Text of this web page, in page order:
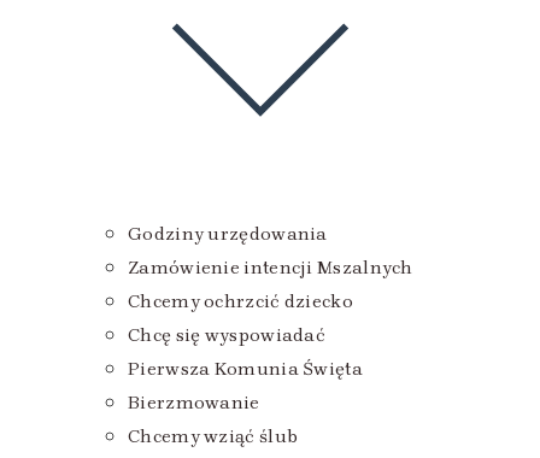
Godziny urzędowania
Zamówienie intencji Mszalnych
Chcemy ochrzcić dziecko
Chcę się wyspowiadać
Pierwsza Komunia Święta
Bierzmowanie
Chcemy wziąć ślub